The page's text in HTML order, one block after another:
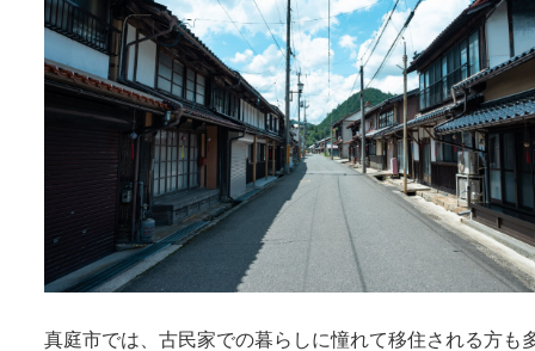
真庭市では、古民家での暮らしに憧れて移住される方も